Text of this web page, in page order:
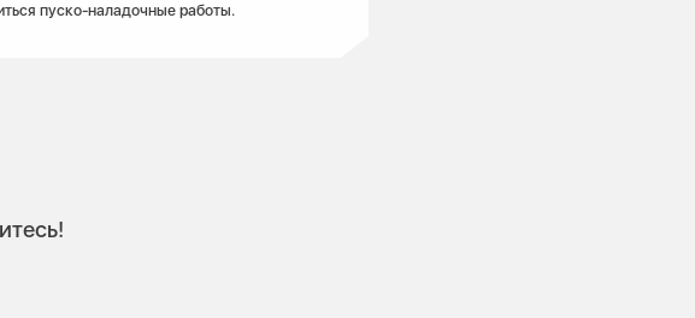
пуско-наладочные работы.